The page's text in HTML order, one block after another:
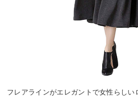
フレアラインがエレガントで女性らし